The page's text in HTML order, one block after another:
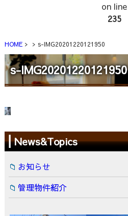
on line
235
HOME s-IMG20201220121950
s-IMG20201220121950
News&Topics
お知らせ
管理物件紹介